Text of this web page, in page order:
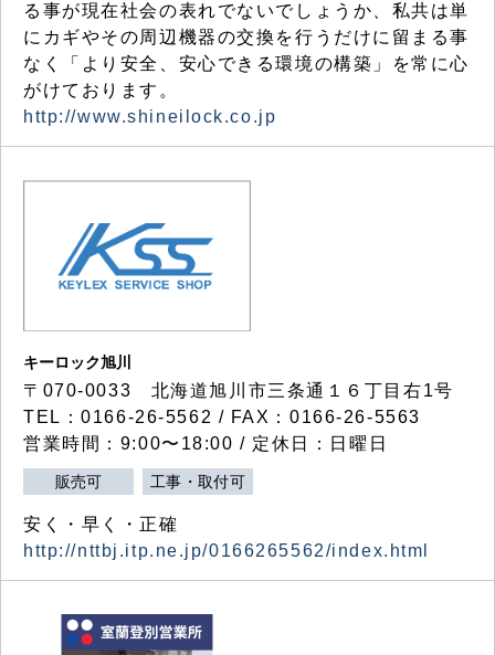
る事が現在社会の表れでないでしょうか、私共は単
にカギやその周辺機器の交換を行うだけに留まる事
なく「より安全、安心できる環境の構築」を常に心
がけております。
http://www.shineilock.co.jp
キーロック旭川
〒070-0033 北海道旭川市三条通１６丁目右1号
TEL：0166-26-5562 / FAX：0166-26-5563
営業時間：9:00〜18:00 / 定休日：日曜日
販売可 工事・取付可
安く・早く・正確
http://nttbj.itp.ne.jp/0166265562/index.html